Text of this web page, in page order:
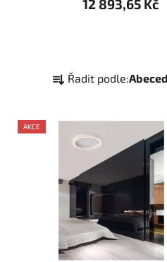
12 893,65 Kč
a
e
p
d
u
Řadit podle:
AKCE